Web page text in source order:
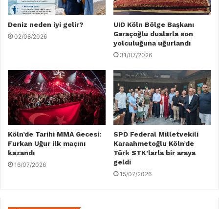
Deniz neden iyi gelir?
02/08/2026
UID Köln Bölge Başkanı
Garaçoğlu dualarla son
yolculuğuna uğurlandı
31/07/2026
Köln’de Tarihi MMA Gecesi:
Furkan Uğur ilk maçını
kazandı
16/07/2026
SPD Federal Milletvekili
Karaahmetoğlu Köln’de
Türk STK’larla bir araya
geldi
15/07/2026